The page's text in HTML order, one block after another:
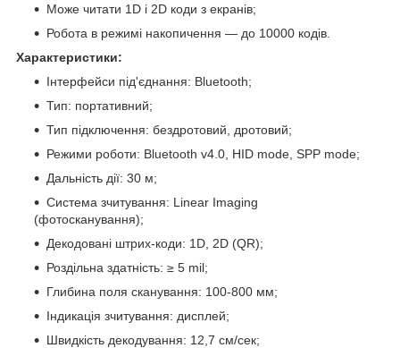
Може читати 1D і 2D коди з екранів;
Робота в режимі накопичення — до 10000 кодів.
Характеристики:
Інтерфейси під'єднання: Bluetooth;
Тип: портативний;
Тип підключення: бездротовий, дротовий;
Режими роботи: Bluetooth v4.0, HID mode, SPP mode;
Дальність дії: 30 м;
Система зчитування: Linear Imaging
(фотосканування);
Декодовані штрих-коди: 1D, 2D (QR);
Роздільна здатність: ≥ 5 mil;
Глибина поля сканування: 100-800 мм;
Індикація зчитування: дисплей;
Швидкість декодування: 12,7 см/сек;